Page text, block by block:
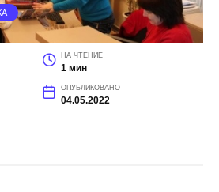
НА ЧТЕНИЕ
1 мин
ОПУБЛИКОВАНО
04.05.2022